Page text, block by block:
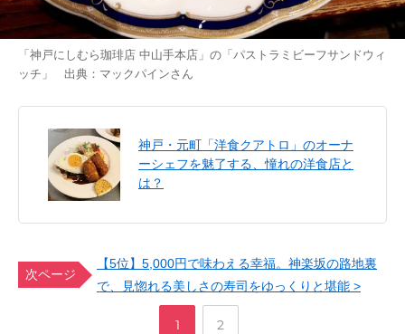
「神戸にしむら珈琲店 中山手本店」の「パストラミビーフサンドウィ
ッチ」 出典： マックパインさん
神戸・元町「洋食クアトロ」のオーナ
ーシェフを魅了する、憧れの洋食店と
は？
次ページ
【5位】5,000円で味わえる幸福。神楽坂の路地裏
で、見惚れる美しさの寿司をゆっくりと堪能 >
ペ1
,
ペ
2